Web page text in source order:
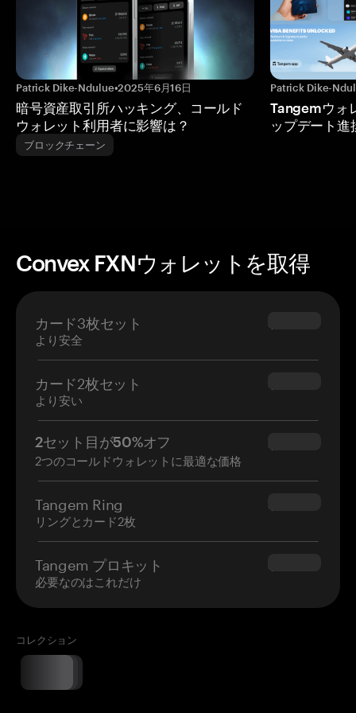
Patrick Dike-Ndulue•2025年6月16日
暗号資産取引所ハッキング、コールド
ウォレット利用者に影響は？
ブロックチェーン
Patrick Dike-
Tangemウォ
ップデート進
Convex FXNウォレットを取得
カード3枚セット
より安全
$69.90
カード2枚セット
より安い
$54.90
2セット目が50%オフ
2つのコールドウォレットに最適な価格
$34.95
Tangem Ring
リングとカード2枚
$160.00
Tangem プロキット
必要なのはこれだけ
$180.00
コレクション